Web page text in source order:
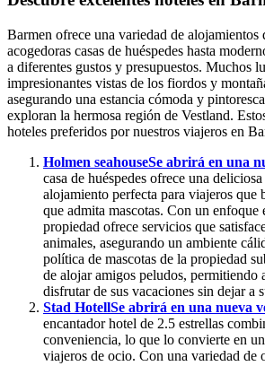
Barmen ofrece una variedad de alojamientos
acogedoras casas de huéspedes hasta
a diferentes gustos y presupuestos. Muchos
impresionantes vistas de los fiordos y
asegurando una estancia cómoda y
exploran la hermosa región de Vestland.
hoteles preferidos por nuestros viajeros en
Holmen seahouseSe abrirá en una
casa de huéspedes ofrece una
alojamiento perfecta para viajeros que
que admita mascotas. Con un enfoque
propiedad ofrece servicios que
animales, asegurando un ambiente
política de mascotas de la propiedad
de alojar amigos peludos, permitiendo
disfrutar de sus vacaciones sin dejar a
Stad HotellSe abrirá en una nueva
encantador hotel de 2.5 estrellas
conveniencia, lo que lo convierte en
viajeros de ocio. Con una variedad de